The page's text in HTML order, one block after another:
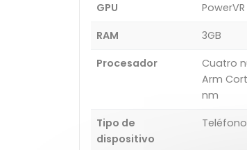
GPU
RAM
3GB
Procesador
Cuatro
Arm
nm
Tipo de
dispositivo